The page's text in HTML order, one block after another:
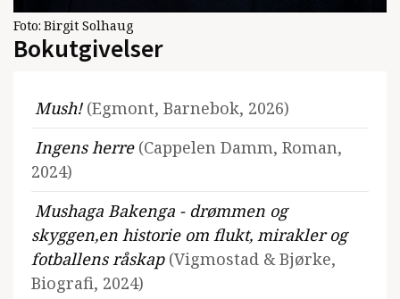
Foto: Birgit Solhaug
Bokutgivelser
Mush!(Egmont, Barnebok, 2026)
Ingens herre (Cappelen Damm, Roman,
2024)
Mushaga Bakenga - drømmen og
skyggen,en historie om flukt, mirakler og
fotballens råskap (Vigmostad & Bjørke,
Biografi, 2024)